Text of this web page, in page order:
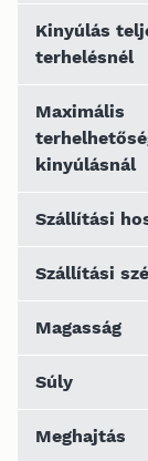
Kinyúlás
terhelésnél
Maximális
kinyúlásnál
Szállítási
Szállítási
Magasság
Súly
Meghajtás